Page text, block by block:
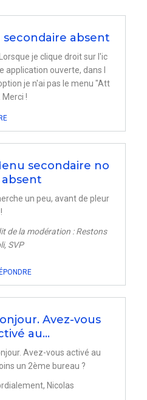
secondaire absent
je clique droit sur l'ic
application ouverte, dans l
je n'ai pas le menu "Att
Merci !
secondaire no
absent
un peu, avant de pleur
de la modération : Restons
SVP
Avez-vous
au…
Avez-vous activé au
un 2ème bureau ?
Nicolas